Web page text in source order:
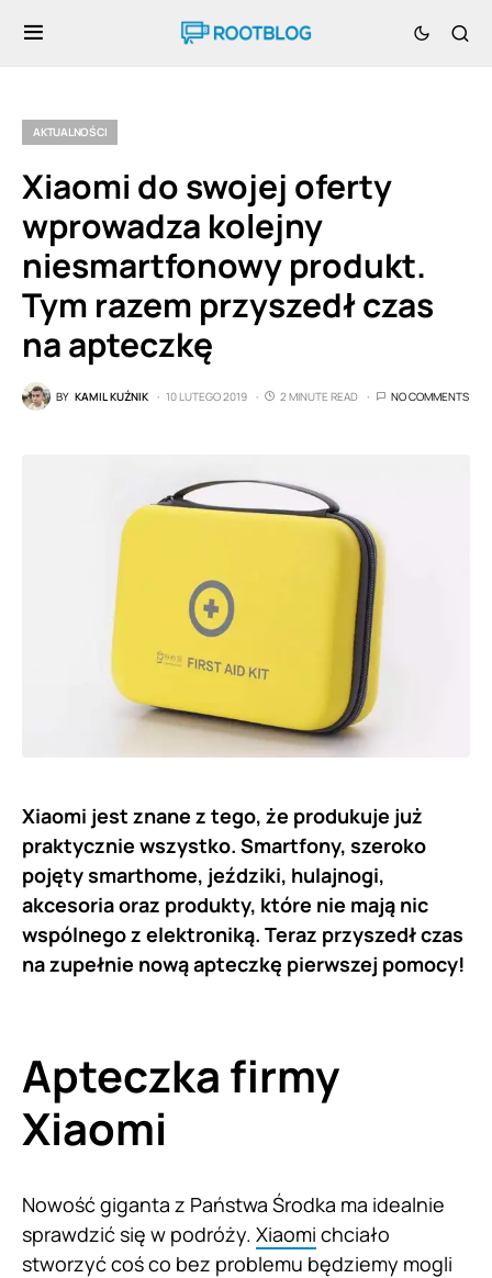
AKTUALNOŚCI
Xiaomi do swojej oferty
wprowadza kolejny
niesmartfonowy produkt.
Tym razem przyszedł czas
na apteczkę
BY KAMIL KUŹNIK 10 LUTEGO 2019 2 MINUTE READ NO COMMENTS
Xiaomi jest znane z tego, że produkuje już
praktycznie wszystko. Smartfony, szeroko
pojęty smarthome, jeździki, hulajnogi,
akcesoria oraz produkty, które nie mają nic
wspólnego z elektroniką. Teraz przyszedł czas
na zupełnie nową apteczkę pierwszej pomocy!
Apteczka firmy
Xiaomi
Nowość giganta z Państwa Środka ma idealnie
sprawdzić się w podróży. Xiaomi chciało
stworzyć coś co bez problemu będziemy mogli